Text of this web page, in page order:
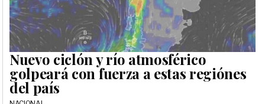
Nuevo ciclón y río atmosférico
golpeará con fuerza a estas regiónes
del país